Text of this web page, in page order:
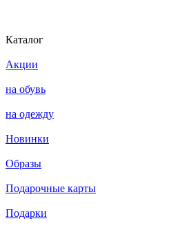
Каталог
Акции
на обувь
на одежду
Новинки
Образы
Подарочные карты
Подарки